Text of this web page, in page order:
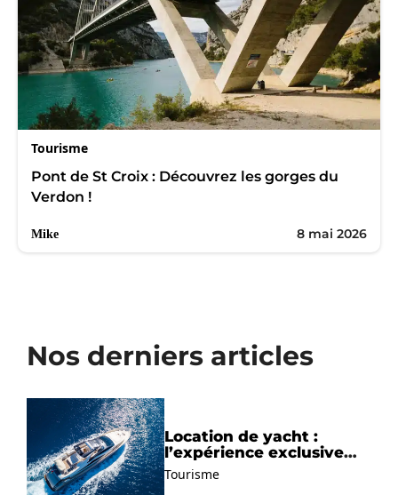
Tourisme
Pont de St Croix : Découvrez les gorges du
Verdon !
Mike 8 mai 2026
Nos derniers articles
Location de yacht :
l’expérience exclusive
pour découvrir la
Méditerranée autrement
Tourisme